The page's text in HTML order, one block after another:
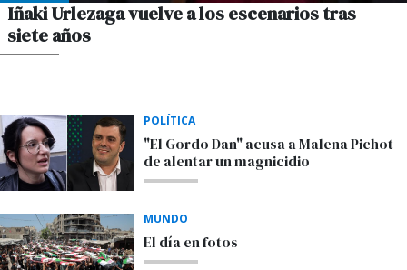
Iñaki Urlezaga vuelve a los escenarios tras
siete años
POLÍTICA
"El Gordo Dan" acusa a Malena Pichot
de alentar un magnicidio
MUNDO
El día en fotos